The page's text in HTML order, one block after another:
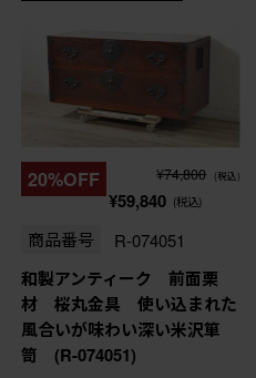
20%OFF ¥74,800 (税込)
¥59,840 (税込)
商品番号 R-074051
和製アンティーク 前面栗
材 桜丸金具 使い込まれた
風合いが味わい深い米沢箪
笥 (R-074051)